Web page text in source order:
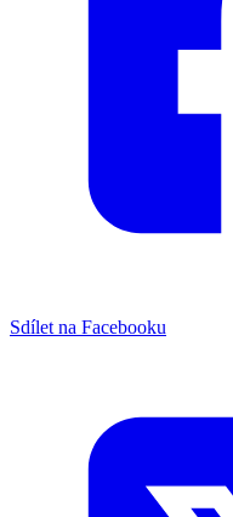
Sdílet na Facebooku